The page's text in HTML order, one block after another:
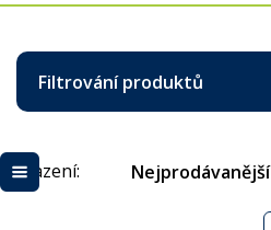
Filtrování produktů
Řazení: Nejprodávanější